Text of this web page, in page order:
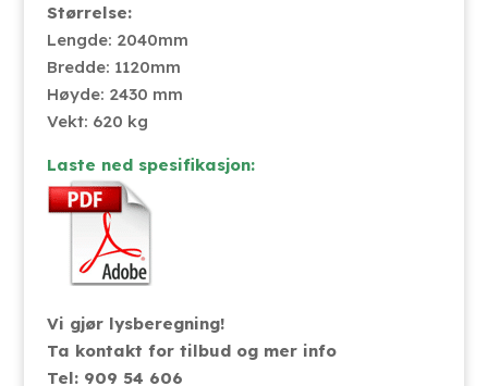
Størrelse:
Lengde: 2040mm
Bredde: 1120mm
Høyde: 2430 mm
Vekt: 620 kg
Laste ned spesifikasjon:
Vi gjør lysberegning!
Ta kontakt for tilbud og mer info
Tel: 909 54 606